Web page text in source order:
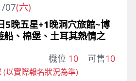
07(六)
5晚五星+1晚洞穴旅館~博
船、棉堡、土耳其熱情之
機位 10 可售10
以實際報名狀況為準)